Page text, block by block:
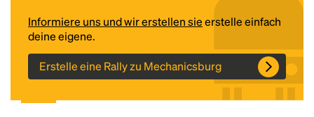
Informiere uns und wir erstellen sieerstelle einfach
deine eigene.
Erstelle eine Rally zu Mechanicsburg